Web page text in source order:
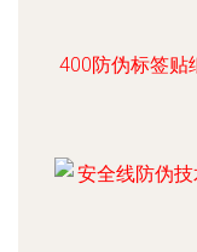
400防伪标签贴